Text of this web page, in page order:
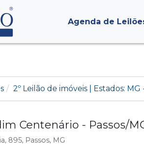
Agenda de
2º Leilão de imóveis | Estados: MG
Centenário - Passos/
895, Passos, MG